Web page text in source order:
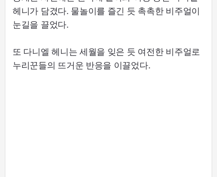
헤니가 담겼다. 물놀이를 즐긴 듯 촉촉한 비주얼이
눈길을 끌었다.
또 다니엘 헤니는 세월을 잊은 듯 여전한 비주얼로
누리꾼들의 뜨거운 반응을 이끌었다.